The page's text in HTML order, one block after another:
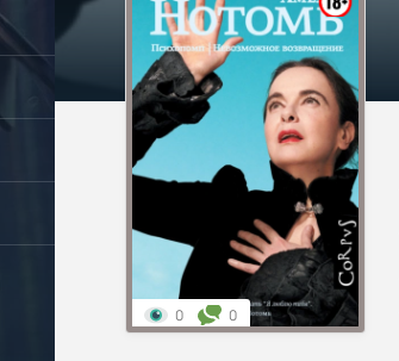
0 0